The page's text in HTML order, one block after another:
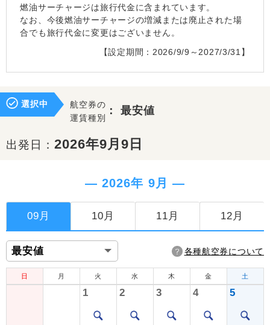
燃油サーチャージは旅行代金に含まれています。
なお、今後燃油サーチャージの増減または廃止された場
合でも旅行代金に変更はございません。
【設定期間：2026/9/9～2027/3/31】
選択中
航空券の
運賃種別
：最安値
出発日： 2026年9月9日
― 2026年 9月 ―
09月 10月 11月 12月
各種航空券について
日 月 火 水 木 金 土
1 2 3 4 5